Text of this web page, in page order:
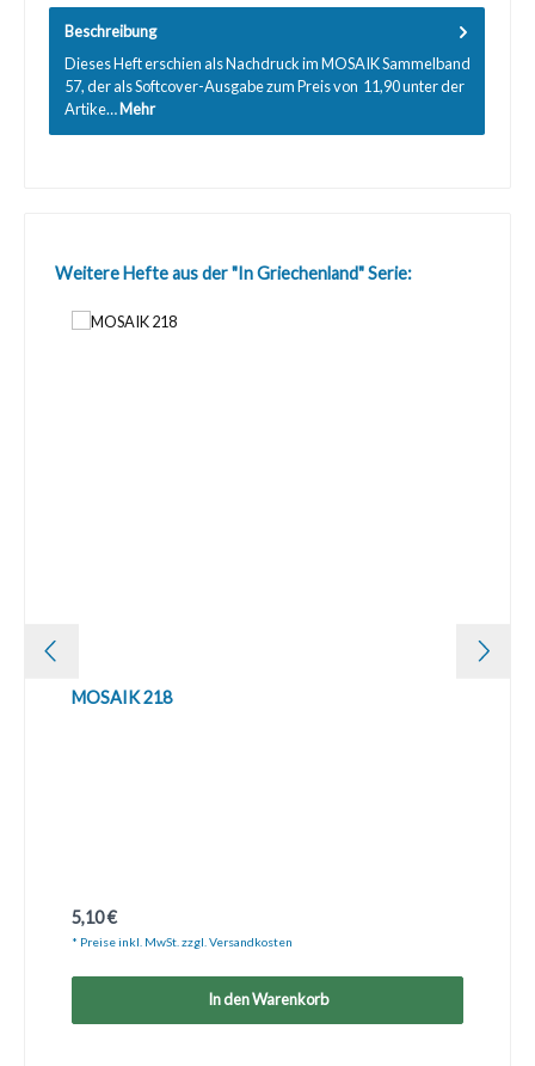
Beschreibung
Dieses Heft erschien als Nachdruck im MOSAIK Sammelband
57, der als Softcover-Ausgabe zum Preis von  11,90 unter der
Artike…Mehr
Produktgalerie überspringen
Weitere Hefte aus der "In Griechenland" Serie:
MOSAIK 218
Regulärer Preis:
5,10 €
* Preise inkl. MwSt. zzgl. Versandkosten
In den Warenkorb